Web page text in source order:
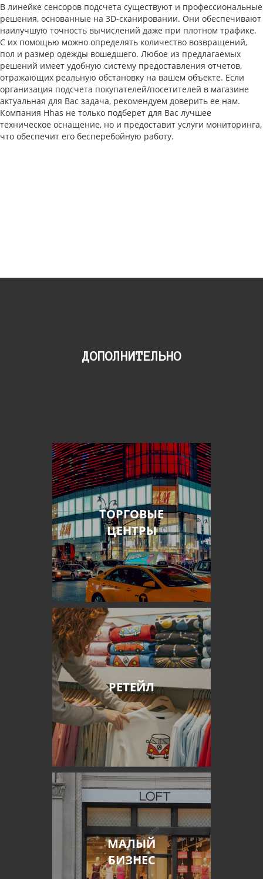
В линейке сенсоров подсчета существуют и профессиональные
решения, основанные на 3D-сканировании. Они обеспечивают
наилучшую точность вычислений даже при плотном трафике.
С их помощью можно определять количество возвращений,
пол и размер одежды вошедшего. Любое из предлагаемых
решений имеет удобную систему предоставления отчетов,
отражающих реальную обстановку на вашем объекте. Если
организация подсчета покупателей/посетителей в магазине
актуальная для Вас задача, рекомендуем доверить ее нам.
Компания Hhas не только подберет для Вас лучшее
техническое оснащение, но и предоставит услуги мониторинга,
что обеспечит его бесперебойную работу.
ДОПОЛНИТЕЛЬНО
ТОРГОВЫЕ
ЦЕНТРЫ
РЕТЕЙЛ
МАЛЫЙ
БИЗНЕС